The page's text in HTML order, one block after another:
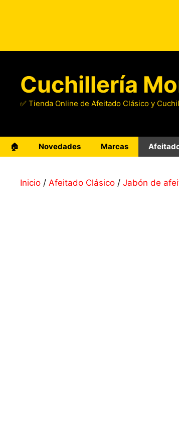
Cuchillería
✅ Tienda Online de Afeitado Clásico y
🏠 Novedades Marcas
Inicio / Afeitado Clásico / Jabón de